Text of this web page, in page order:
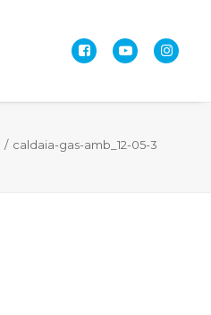
caldaia-gas-amb_12-05-3